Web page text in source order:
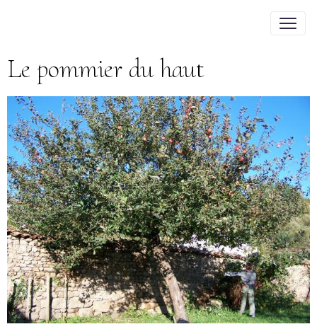
Le pommier du haut